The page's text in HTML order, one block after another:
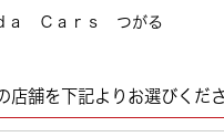
ａ Ｃａｒｓ つがる
店舗を下記よりお選びくだ